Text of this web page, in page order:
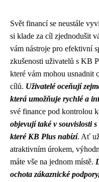
Svět financí se neustále
si klade za cíl zjednodušit
vám nástroje pro efektivní
zkušenosti uživatelů s KB
které vám mohou usnadnit
cílů. Uživatelé oceňují
která umožňuje rychlé a
své finance pod kontrolou
objevují také v souvislosti
které KB Plus nabízí. Ať
atraktivním úrokem,
máte vše na jednom místě.
ochota zákaznické